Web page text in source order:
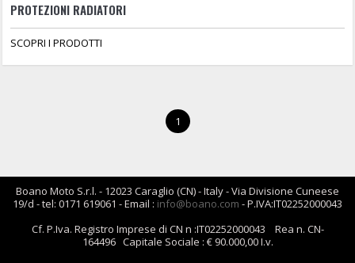
PROTEZIONI RADIATORI
SCOPRI I PRODOTTI
1
Boano Moto S.r.l. - 12023 Caraglio (CN) - Italy - Via Divisione Cuneese
19/d - tel: 0171 619061 - Email : info@boano.com - P.IVA:IT02252000043
Cf. P.Iva. Registro Imprese di CN n :IT02252000043 Rea n. CN-
164496 Capitale Sociale : € 90.000,00 I.v.